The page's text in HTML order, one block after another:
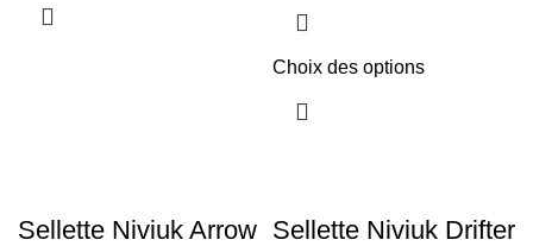
Choix des options
Sellette Niviuk Arrow Sellette Niviuk Drifter